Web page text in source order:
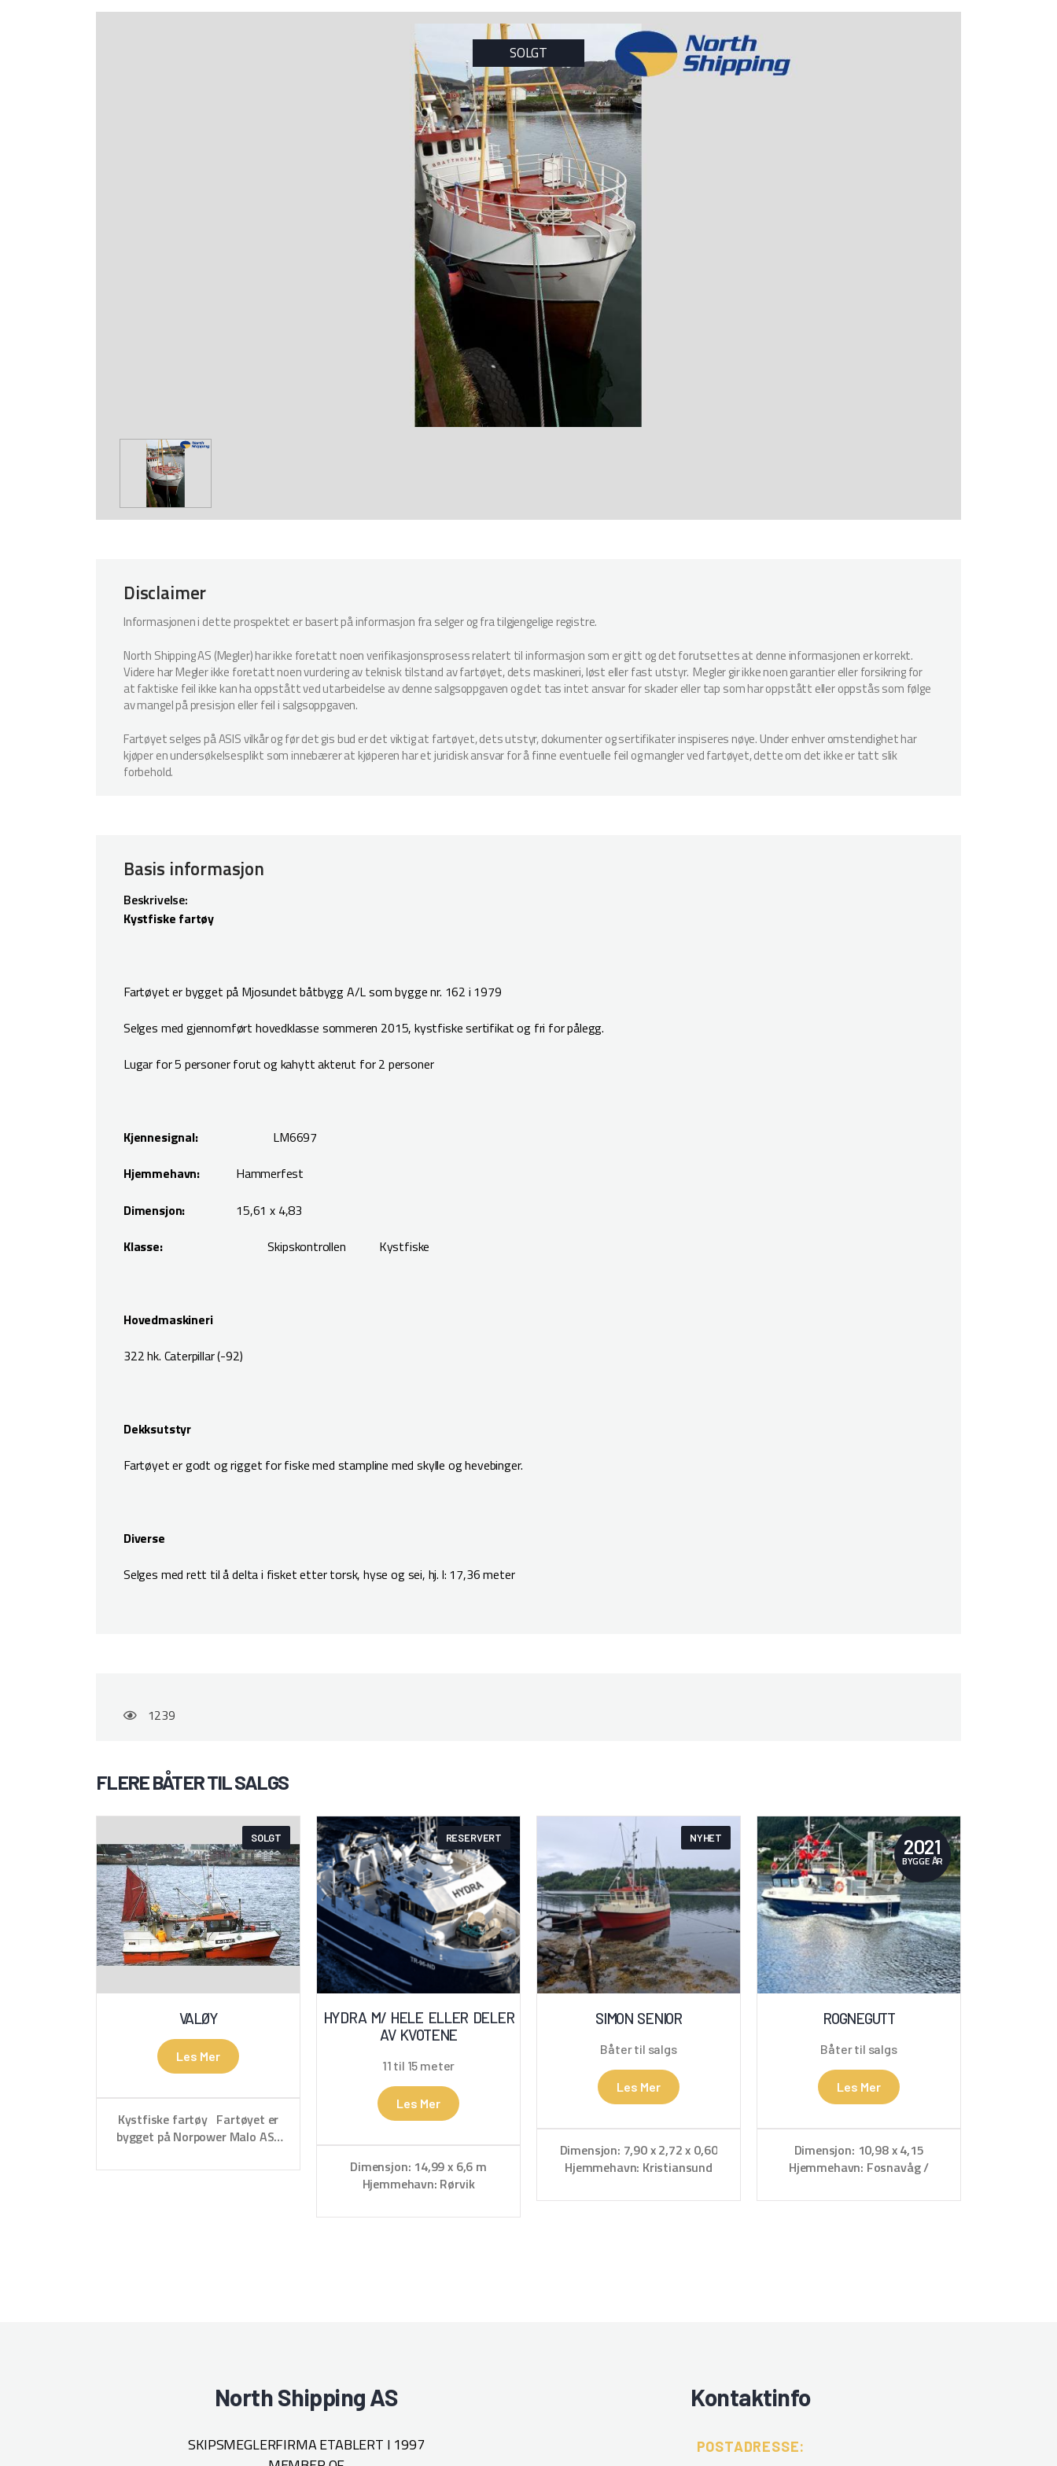
SOLGT
Disclaimer
Informasjonen i dette prospektet er basert på informasjon fra selger og fra tilgjengelige registre.
North Shipping AS (Megler) har ikke foretatt noen verifikasjonsprosess relatert til informasjon som er gitt og det forutsettes at denne informasjonen er korrekt.
Videre har Megler ikke foretatt noen vurdering av teknisk tilstand av fartøyet, dets maskineri, løst eller fast utstyr. Megler gir ikke noen garantier eller forsikring for
at faktiske feil ikke kan ha oppstått ved utarbeidelse av denne salgsoppgaven og det tas intet ansvar for skader eller tap som har oppstått eller oppstås som følge
av mangel på presisjon eller feil i salgsoppgaven.
Fartøyet selges på ASIS vilkår og før det gis bud er det viktig at fartøyet, dets utstyr, dokumenter og sertifikater inspiseres nøye. Under enhver omstendighet har
kjøper en undersøkelsesplikt som innebærer at kjøperen har et juridisk ansvar for å finne eventuelle feil og mangler ved fartøyet, dette om det ikke er tatt slik
forbehold.
Basis informasjon
Beskrivelse:
Kystfiske fartøy
Fartøyet er bygget på Mjosundet båtbygg A/L som bygge nr. 162 i 1979
Selges med gjennomført hovedklasse sommeren 2015, kystfiske sertifikat og fri for pålegg.
Lugar for 5 personer forut og kahytt akterut for 2 personer
Kjennesignal:LM6697
Hjemmehavn: Hammerfest
Dimensjon: 15,61 x 4,83
Klasse:Skipskontrollen Kystfiske
Hovedmaskineri
322 hk. Caterpillar (-92)
Dekksutstyr
Fartøyet er godt og rigget for fiske med stampline med skylle og hevebinger.
Diverse
Selges med rett til å delta i fisket etter torsk, hyse og sei, hj. l: 17,36 meter
1239
FLERE BÅTER TIL SALGS
SOLGT
VALØY
Les Mer
Kystfiske fartøy Fartøyet er
bygget på Norpower Malo AS i
nr.: 1459 i 2000. Fartøyet har
Hovedmaskineri 154 hk. John
Rapp 500 kg haler Meydam
RESERVERT
HYDRA M/ HELE ELLER DELER
AV KVOTENE
11 til 15 meter
Les Mer
Dimensjon: 14,99 x 6,6 m
Hjemmehavn: Rørvik
NYHET
SIMON SENIOR
Båter til salgs
Les Mer
Dimensjon: 7,90 x 2,72 x 0,60
Hjemmehavn: Kristiansund
2021
BYGGE ÅR
ROGNEGUTT
Båter til salgs
Les Mer
Dimensjon: 10,98 x 4,15
Hjemmehavn: Fosnavåg /
North Shipping AS
SKIPSMEGLERFIRMA ETABLERT I 1997
Kontaktinfo
POSTADRESSE: